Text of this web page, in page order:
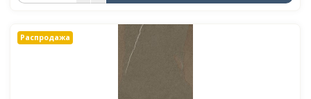
Распродажа